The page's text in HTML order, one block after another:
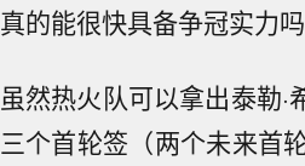
真的能很快具备争冠实力吗
虽然热火队可以拿出泰勒
三个首轮签（两个未来首